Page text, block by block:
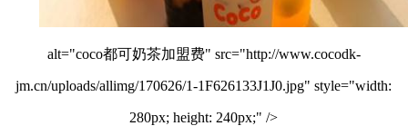
alt="coco都可奶茶加盟费" src="http://www.cocodk-
jm.cn/uploads/allimg/170626/1-1F626133J1J0.jpg" style="width:
280px; height: 240px;" />